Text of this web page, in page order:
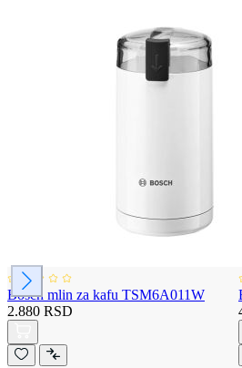
Bosch mlin za kafu TSM6A011W
2.880 RSD